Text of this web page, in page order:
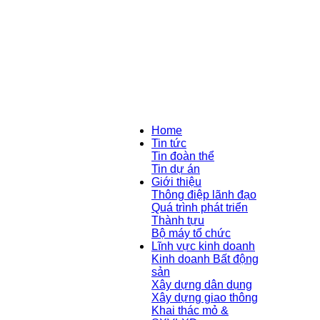
Home
Tin tức
Tin đoàn thể
Tin dự án
Giới thiệu
Thông điệp lãnh đạo
Quá trình phát triển
Thành tựu
Bộ máy tổ chức
Lĩnh vực kinh doanh
Kinh doanh Bất động
sản
Xây dựng dân dụng
Xây dựng giao thông
Khai thác mỏ &